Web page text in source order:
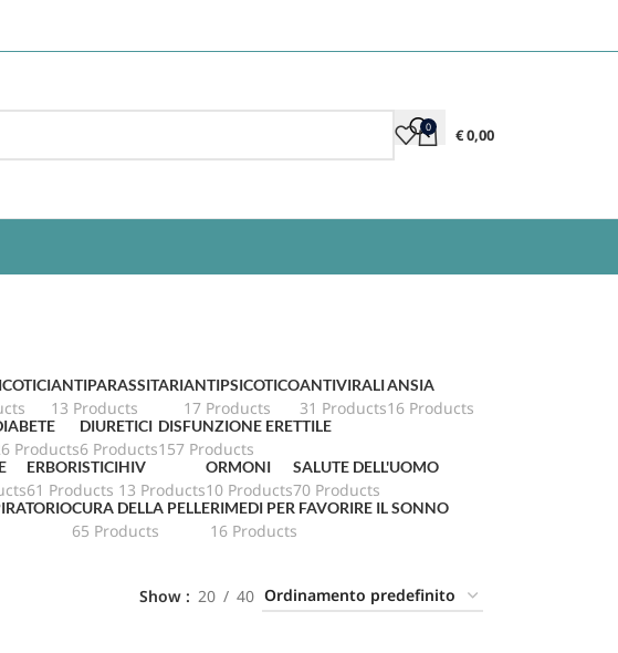
0 €0,00
ANTIPARASSITARI
13 Products
ANTIPSICOTICO
17 Products
ANTIVIRALI
31 Products
ANSIA
16 Products
Products
DIURETICI
6 Products
DISFUNZIONE ERETTILE
157 Products
ERBORISTICI
61 Products
HIV
13 Products
ORMONI
10 Products
SALUTE DELL'UOMO
70 Products
CURA DELLA PELLE
65 Products
RIMEDI PER FAVORIRE IL SONNO
16 Products
Show 20 40